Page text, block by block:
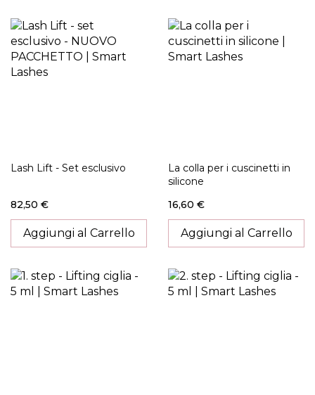
Lash Lift - Set esclusivo
82,50 €
Aggiungi al Carrello
La colla per i cuscinetti in
silicone
16,60 €
Aggiungi al Carrello